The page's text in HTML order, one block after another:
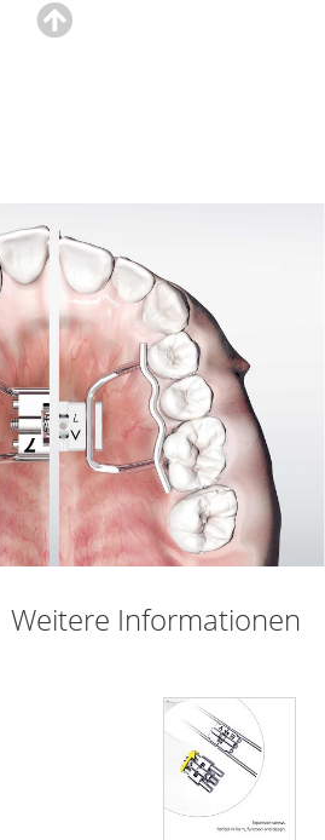
Weitere Informationen